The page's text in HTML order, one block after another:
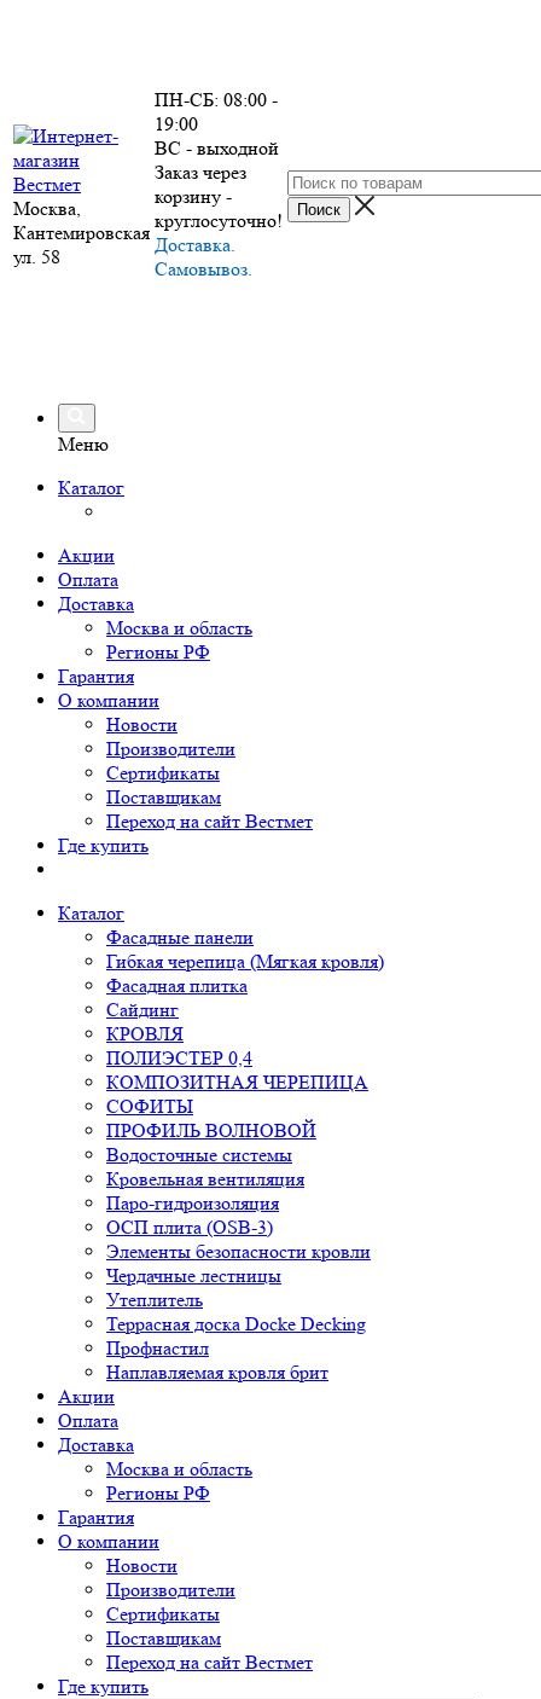
Москва,
Кантемировская
ул. 58
ПН-СБ: 08:00 -
19:00
ВС - выходной
Заказ через
корзину -
круглосуточно!
Доставка.
Самовывоз.
Меню
Каталог
Акции
Оплата
Доставка
Москва и область
Регионы РФ
Гарантия
О компании
Новости
Производители
Сертификаты
Поставщикам
Переход на сайт Вестмет
Где купить
Каталог
Фасадные панели
Гибкая черепица (Мягкая кровля)
Фасадная плитка
Сайдинг
КРОВЛЯ
ПОЛИЭСТЕР 0,4
КОМПОЗИТНАЯ ЧЕРЕПИЦА
СОФИТЫ
ПРОФИЛЬ ВОЛНОВОЙ
Водосточные системы
Кровельная вентиляция
Паро-гидроизоляция
ОСП плита (OSB-3)
Элементы безопасности кровли
Чердачные лестницы
Утеплитель
Террасная доска Docke Decking
Профнастил
Наплавляемая кровля брит
Акции
Оплата
Доставка
Москва и область
Регионы РФ
Гарантия
О компании
Новости
Производители
Сертификаты
Поставщикам
Переход на сайт Вестмет
Где купить